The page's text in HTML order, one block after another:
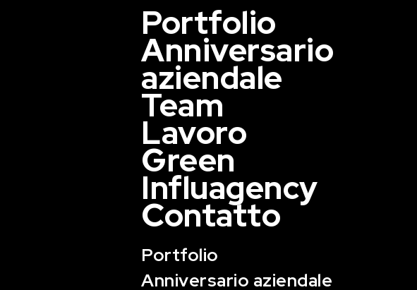
Portfolio
Anniversario
aziendale
Team
Lavoro
Green
Influagency
Contatto
Portfolio
Anniversario aziendale